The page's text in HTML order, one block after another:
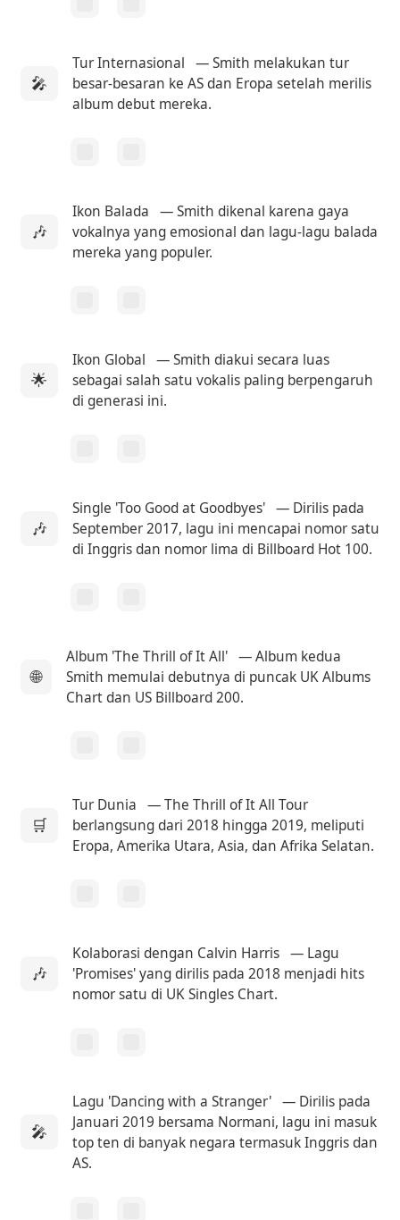
🎤
Tur Internasional
— Smith melakukan tur
besar-besaran ke AS dan Eropa setelah merilis
album debut mereka.
🎶
Ikon Balada
— Smith dikenal karena gaya
vokalnya yang emosional dan lagu-lagu balada
mereka yang populer.
🌟
Ikon Global
— Smith diakui secara luas
sebagai salah satu vokalis paling berpengaruh
di generasi ini.
🎶
Single 'Too Good at Goodbyes' — Dirilis pada
September 2017, lagu ini mencapai nomor satu
di Inggris dan nomor lima di Billboard Hot 100.
🌐
Album 'The Thrill of It All' — Album kedua
Smith memulai debutnya di puncak UK Albums
Chart dan US Billboard 200.
🛒
Tur Dunia
— The Thrill of It All Tour
berlangsung dari 2018 hingga 2019, meliputi
Eropa, Amerika Utara, Asia, dan Afrika Selatan.
🎶
Kolaborasi dengan Calvin Harris — Lagu
'Promises' yang dirilis pada 2018 menjadi hits
nomor satu di UK Singles Chart.
🎤
Lagu 'Dancing with a Stranger' — Dirilis pada
Januari 2019 bersama Normani, lagu ini masuk
top ten di banyak negara termasuk Inggris dan
AS.